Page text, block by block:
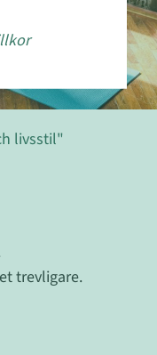
livsstil"
trevligare.